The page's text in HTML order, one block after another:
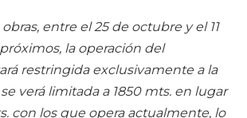
entre el 25 de octubre y el 11
la operación del
restringida exclusivamente a la
se verá limitada a 1850 mts. en lugar
con los que opera actualmente, lo